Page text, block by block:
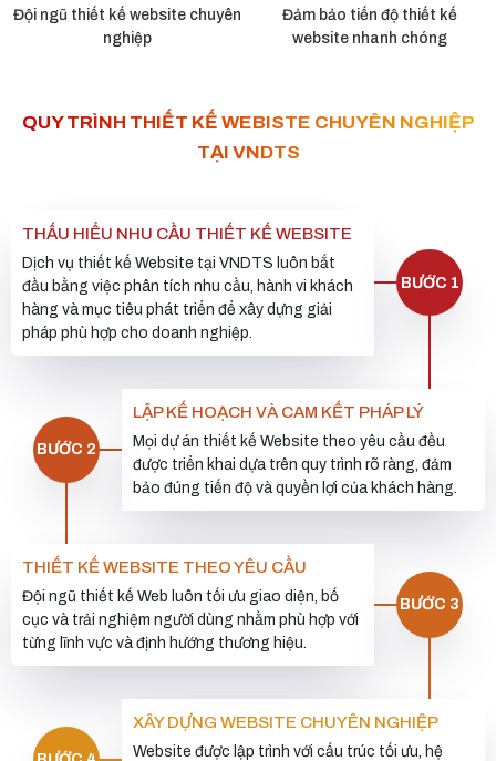
Đội ngũ thiết kế website chuyên
nghiệp
Đảm bảo tiến độ thiết kế
website nhanh chóng
QUY TRÌNH THIẾT KẾ WEBISTE CHUYÊN NGHIỆP
TẠI VNDTS
BƯỚC 1
THẤU HIỂU NHU CẦU THIẾT KẾ WEBSITE
Dịch vụ thiết kế Website tại VNDTS luôn bắt
đầu bằng việc phân tích nhu cầu, hành vi khách
hàng và mục tiêu phát triển để xây dựng giải
pháp phù hợp cho doanh nghiệp.
BƯỚC 2
LẬP KẾ HOẠCH VÀ CAM KẾT PHÁP LÝ
Mọi dự án thiết kế Website theo yêu cầu đều
được triển khai dựa trên quy trình rõ ràng, đảm
bảo đúng tiến độ và quyền lợi của khách hàng.
BƯỚC 3
THIẾT KẾ WEBSITE THEO YÊU CẦU
Đội ngũ thiết kế Web luôn tối ưu giao diện, bố
cục và trải nghiệm người dùng nhằm phù hợp với
từng lĩnh vực và định hướng thương hiệu.
XÂY DỰNG WEBSITE CHUYÊN NGHIỆP
Website được lập trình với cấu trúc tối ưu, hệ